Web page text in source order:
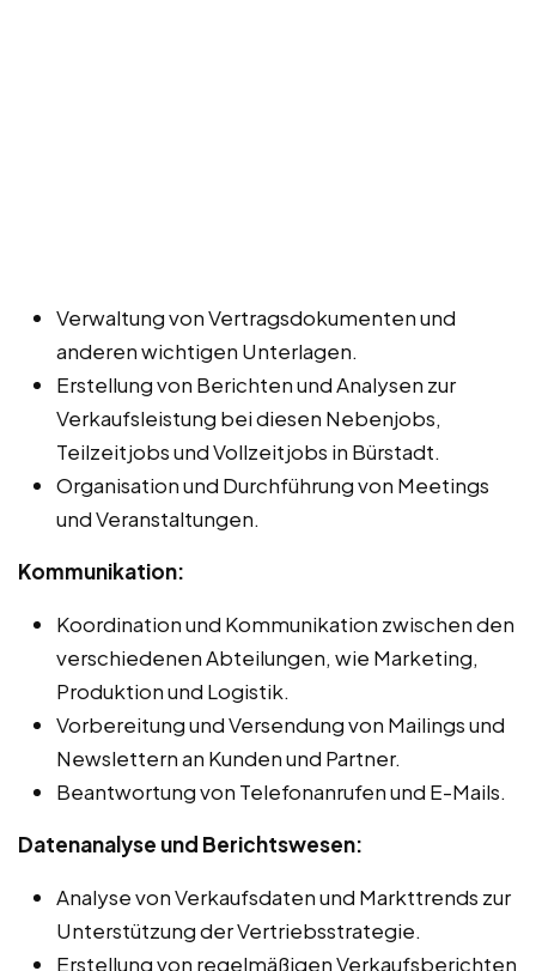
Verwaltung von Vertragsdokumenten und
anderen wichtigen Unterlagen.
Erstellung von Berichten und Analysen zur
Verkaufsleistung bei diesen Nebenjobs,
Teilzeitjobs und Vollzeitjobs in Bürstadt.
Organisation und Durchführung von Meetings
und Veranstaltungen.
Kommunikation:
Koordination und Kommunikation zwischen den
verschiedenen Abteilungen, wie Marketing,
Produktion und Logistik.
Vorbereitung und Versendung von Mailings und
Newslettern an Kunden und Partner.
Beantwortung von Telefonanrufen und E-Mails.
Datenanalyse und Berichtswesen:
Analyse von Verkaufsdaten und Markttrends zur
Unterstützung der Vertriebsstrategie.
Erstellung von regelmäßigen Verkaufsberichten